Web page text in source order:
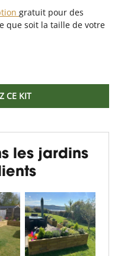
gratuit pour des
que soit la taille de votre
CE KIT
les jardins